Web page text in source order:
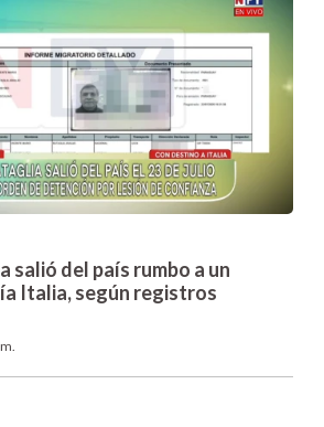
salió del país rumbo a un
Italia, según registros